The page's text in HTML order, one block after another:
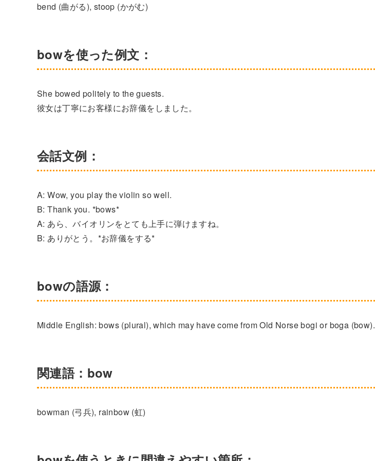
bend (曲がる), stoop (かがむ)
bowを使った例文：
She bowed politely to the guests.
彼女は丁寧にお客様にお辞儀をしました。
会話文例：
A: Wow, you play the violin so well.
B: Thank you. *bows*
A: あら、バイオリンをとても上手に弾けますね。
B: ありがとう。*お辞儀をする*
bowの語源：
Middle English: bows (plural), which may have come from Old Norse bogi or boga (bow).
関連語：bow
bowman (弓兵), rainbow (虹)